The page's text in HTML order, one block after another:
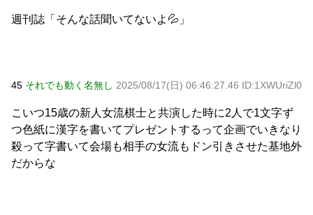
週刊誌「そんな話聞いてないよ💦」
45 それでも動く名無し 2025/08/17(日) 06:46:27.46 ID:1XWUriZl0
こいつ15歳の新人女流棋士と共演した時に2人で1文字ず
つ色紙に漢字を書いてプレゼントするって企画でいきなり
殺って字書いて会場も相手の女流もドン引きさせた基地外
だからな